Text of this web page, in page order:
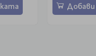
Добави